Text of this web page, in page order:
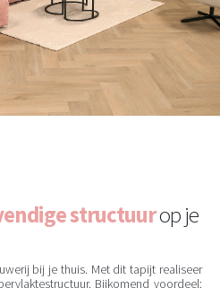
structuurop je
bij je thuis. Met dit tapijt realiseer
Bijkomend voordeel: